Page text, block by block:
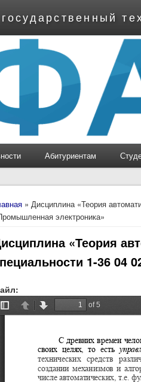
Абитуриентам
здесь» Дисциплина «Теория
электроника»
«Теория
1-36 04